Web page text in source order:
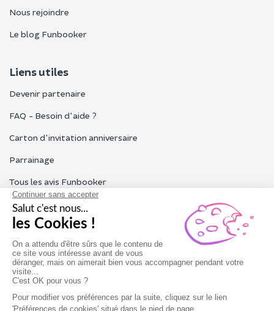
Nous rejoindre
Le blog Funbooker
Liens utiles
Devenir partenaire
FAQ - Besoin d'aide ?
Carton d'invitation anniversaire
Parrainage
Tous les avis Funbooker
Particuliers, entreprises, professionnels
Notre service client est ouvert du lundi au vendredi de 9h à 18h
Nous contacter